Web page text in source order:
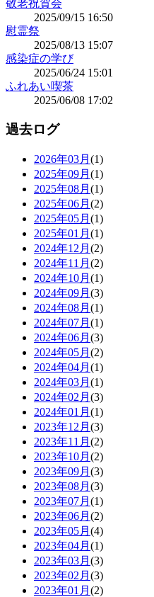
敬老祝賀会
2025/09/15 16:50
慰霊祭
2025/08/13 15:07
感染症の学び
2025/06/24 15:01
ふれあい喫茶
2025/06/08 17:02
過去ログ
2026年03月 (1)
2025年09月 (1)
2025年08月 (1)
2025年06月 (2)
2025年05月 (1)
2025年01月 (1)
2024年12月 (2)
2024年11月 (2)
2024年10月 (1)
2024年09月 (3)
2024年08月 (1)
2024年07月 (1)
2024年06月 (3)
2024年05月 (2)
2024年04月 (1)
2024年03月 (1)
2024年02月 (3)
2024年01月 (1)
2023年12月 (3)
2023年11月 (2)
2023年10月 (2)
2023年09月 (3)
2023年08月 (3)
2023年07月 (1)
2023年06月 (2)
2023年05月 (4)
2023年04月 (1)
2023年03月 (3)
2023年02月 (3)
2023年01月 (2)